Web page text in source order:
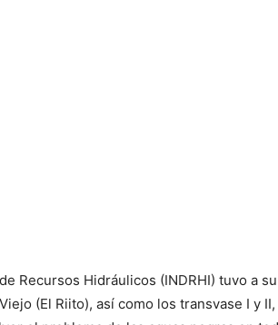
Recursos Hidráulicos (INDRHI) tuvo a
(El Riito), así como los transvase I y